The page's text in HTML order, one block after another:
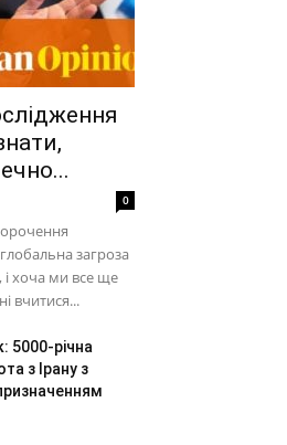
0
загроза
і хоча ми все ще
вчитися...
5000-річна
з Ірану з